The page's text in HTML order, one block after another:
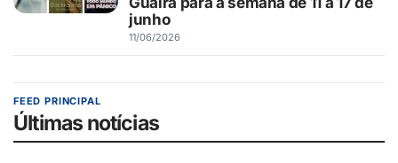
junho
11/06/2026
FEED PRINCIPAL
Últimas notícias